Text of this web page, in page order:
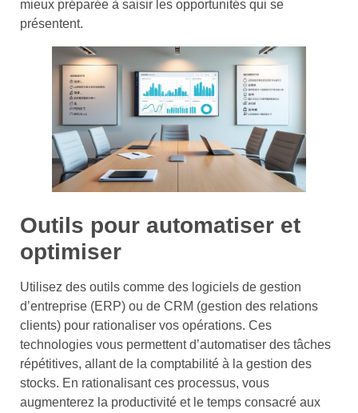
mieux préparée à saisir les opportunités qui se
présentent.
Outils pour automatiser et
optimiser
Utilisez des outils comme des logiciels de gestion
d’entreprise (ERP) ou de CRM (gestion des relations
clients) pour rationaliser vos opérations. Ces
technologies vous permettent d’automatiser des tâches
répétitives, allant de la comptabilité à la gestion des
stocks. En rationalisant ces processus, vous
augmenterez la productivité et le temps consacré aux